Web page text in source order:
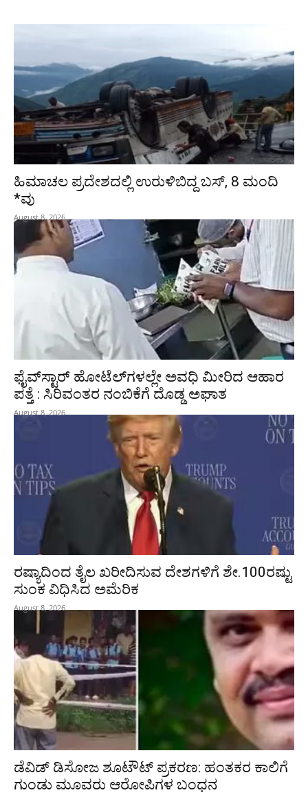
ಹಿಮಾಚಲ ಪ್ರದೇಶದಲ್ಲಿ ಉರುಳಿಬಿದ್ದ ಬಸ್‌, 8 ಮಂದಿ
*ವು
August 8, 2026
ಫೈವ್‌ಸ್ಟಾರ್ ಹೋಟೆಲ್‌ಗಳಲ್ಲೇ ಅವಧಿ ಮೀರಿದ ಆಹಾರ
ಪತ್ತೆ : ಸಿರಿವಂತರ ನಂಬಿಕೆಗೆ ದೊಡ್ಡ ಅಘಾತ
August 8, 2026
ರಷ್ಯಾದಿಂದ ತೈಲ ಖರೀದಿಸುವ ದೇಶಗಳಿಗೆ ಶೇ.100ರಷ್ಟು
ಸುಂಕ ವಿಧಿಸಿದ ಅಮೆರಿಕ
August 8, 2026
ಡೆವಿಡ್ ಡಿಸೋಜ ಶೂಟೌಟ್ ಪ್ರಕರಣ: ಹಂತಕರ ಕಾಲಿಗೆ
ಗುಂಡು ಮೂವರು ಆರೋಪಿಗಳ ಬಂಧನ